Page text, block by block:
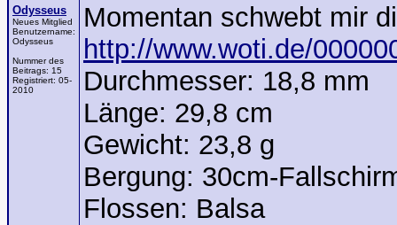
Odysseus
Neues Mitglied
Benutzername:
Odysseus
Nummer des
Beitrags: 15
Registriert: 05-
2010
Momentan schwebt mir
http://www.woti.de/
Durchmesser: 18,8 mm
Länge: 29,8 cm
Gewicht: 23,8 g
Bergung: 30cm-
Flossen: Balsa